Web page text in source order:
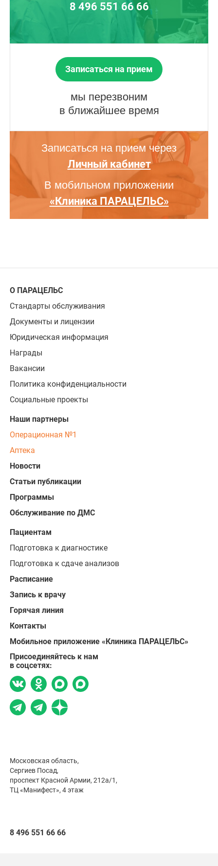
8 496 551 66 66
Записаться на прием
мы перезвоним
в ближайшее время
Записаться на прием через
Личный кабинет
В мобильном приложении
«Клиника ПАРАЦЕЛЬС»
О ПАРАЦЕЛЬС
Стандарты обслуживания
Документы и лицензии
Юридическая информация
Награды
Вакансии
Политика конфиденциальности
Социальные проекты
Наши партнеры
Операционная №1
Аптека
Новости
Статьи публикации
Программы
Обслуживание по ДМС
Пациентам
Подготовка к диагностике
Подготовка к сдаче анализов
Расписание
Запись к врачу
Горячая линия
Контакты
Мобильное приложение «Клиника ПАРАЦЕЛЬС»
Присоединяйтесь к нам
в соцсетях:
Московская область,
Сергиев Посад,
проспект Красной Армии, 212а/1,
ТЦ «Манифест», 4 этаж
8 496 551 66 66